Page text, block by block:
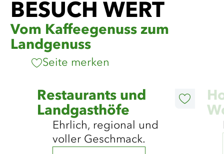
BESUCH WERT
Vom Kaffeegenuss zum
Landgenuss
Seite merken
Diesen
Restaurants und
Landgasthöfe
Ehrlich, regional und
voller Geschmack.
Mehr
erfahren
Mehr